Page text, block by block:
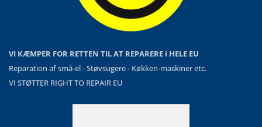
VI KÆMPER FOR RETTEN TIL AT REPARERE i HELE EU
Reparation af små-el - Støvsugere - Køkken-maskiner etc.
VI STØTTER RIGHT TO REPAIR EU